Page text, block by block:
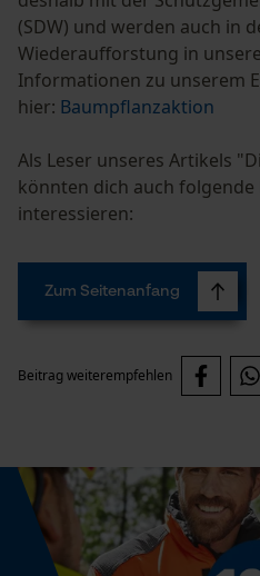
(SDW) und werden auch in
Wiederaufforstung in
Informationen zu unserem
hier: Baumpflanzaktion
Als Leser unseres Artikels
könnten dich auch folgende
interessieren:
Zum Seitenanfang
Beitrag weiterempfehlen
Prüfung
Speichern
Econda Tag
Econda
Funktionale